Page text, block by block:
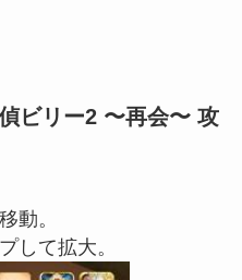
ビリー2 〜再会〜 攻
動。
して拡大。